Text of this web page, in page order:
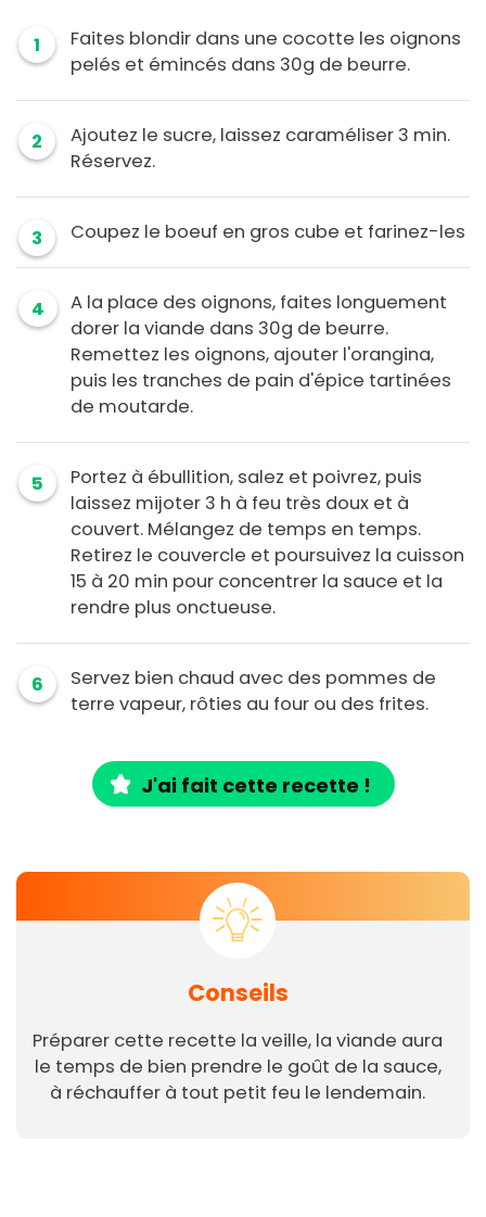
1
Faites blondir dans une cocotte les oignons
pelés et émincés dans 30g de beurre.
2
Ajoutez le sucre, laissez caraméliser 3 min.
Réservez.
3 Coupez le boeuf en gros cube et farinez-les
4
A la place des oignons, faites longuement
dorer la viande dans 30g de beurre.
Remettez les oignons, ajouter l'orangina,
puis les tranches de pain d'épice tartinées
de moutarde.
5
Portez à ébullition, salez et poivrez, puis
laissez mijoter 3 h à feu très doux et à
couvert. Mélangez de temps en temps.
Retirez le couvercle et poursuivez la cuisson
15 à 20 min pour concentrer la sauce et la
rendre plus onctueuse.
6
Servez bien chaud avec des pommes de
terre vapeur, rôties au four ou des frites.
J'ai fait cette recette !
Conseils
Préparer cette recette la veille, la viande aura
le temps de bien prendre le goût de la sauce,
à réchauffer à tout petit feu le lendemain.